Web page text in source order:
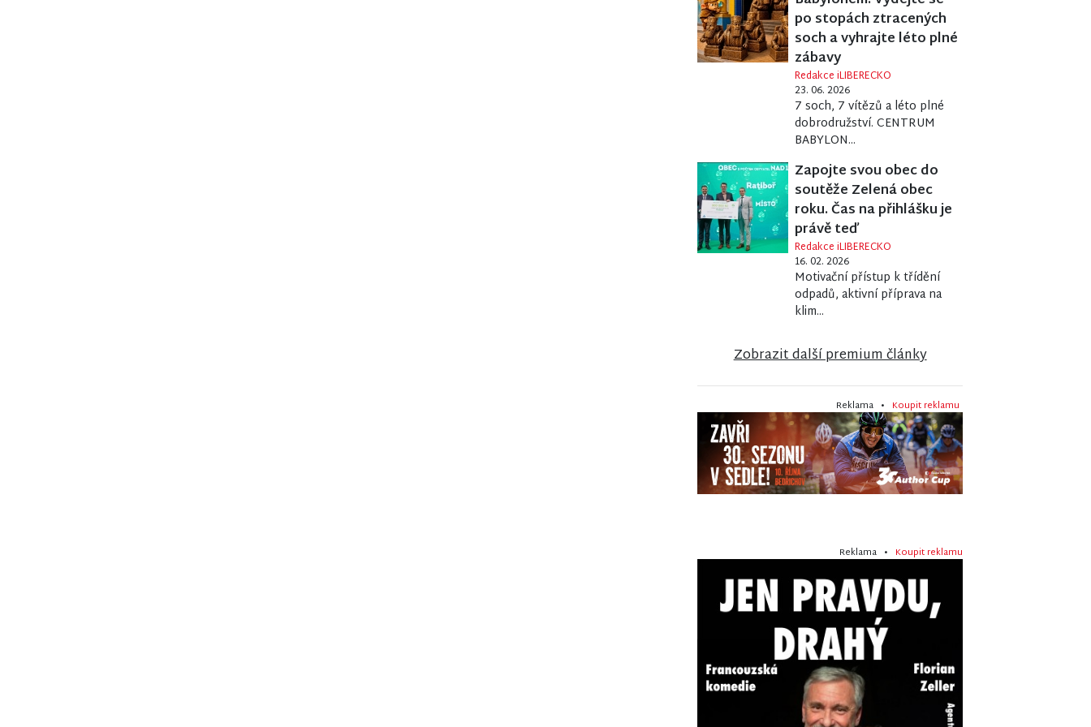
po stopách ztracených
soch a vyhrajte léto plné
zábavy
Redakce iLIBERECKO
23. 06. 2026
7 soch, 7 vítězů a léto plné
dobrodružství. CENTRUM
BABYLON...
Zapojte svou obec do
soutěže Zelená obec
roku. Čas na přihlášku je
právě teď
Redakce iLIBERECKO
16. 02. 2026
Motivační přístup k třídění
odpadů, aktivní příprava na
klim...
Zobrazit další premium články
Reklama • Koupit reklamu
Reklama • Koupit reklamu